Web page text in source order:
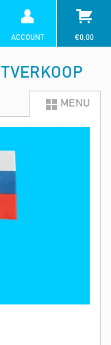
ACCOUNT €0,00
MENU